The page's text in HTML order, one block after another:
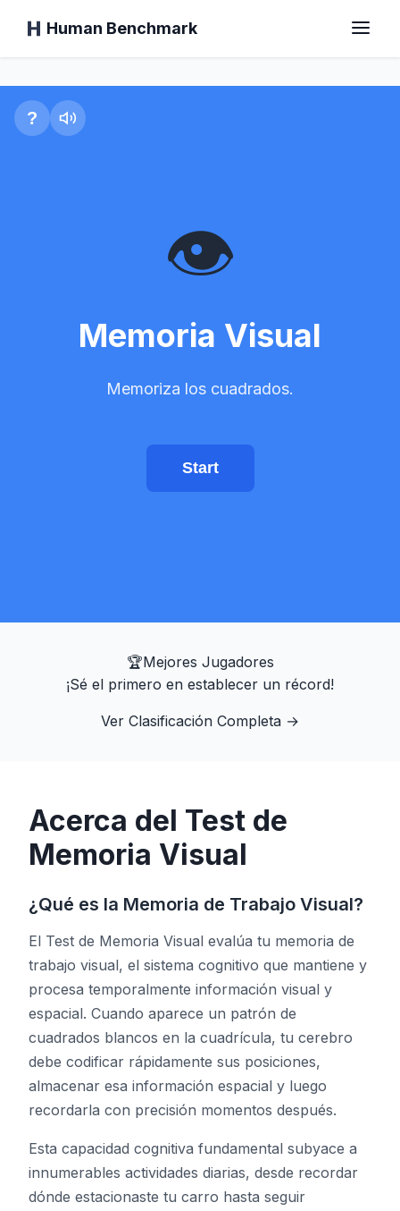
Human Benchmark
Inicio
Test del Chimpancé
Memoria de Números
Búsqueda de Símbolos
Prueba de Tono
Seguimiento de Objetos
Hand-Eye Coordination
FPS Reaction
Clasificación
Artículos
Memoria Visual
?
👁️
Memoria Visual
Memoriza los cuadrados.
Start
🏆Mejores Jugadores
¡Sé el primero en establecer un récord!
Ver Clasificación Completa →
Acerca del Test de
Memoria Visual
¿Qué es la Memoria de Trabajo Visual?
El Test de Memoria Visual evalúa tu memoria de
trabajo visual, el sistema cognitivo que mantiene y
procesa temporalmente información visual y
espacial. Cuando aparece un patrón de
cuadrados blancos en la cuadrícula, tu cerebro
debe codificar rápidamente sus posiciones,
almacenar esa información espacial y luego
recordarla con precisión momentos después.
Esta capacidad cognitiva fundamental subyace a
innumerables actividades diarias, desde recordar
dónde estacionaste tu carro hasta seguir